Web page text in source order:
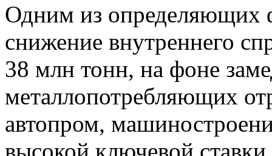
Одним из определяющих
снижение внутреннего
38 млн тонн, на фоне
металлопотребляющих
автопром,
высокой ключевой